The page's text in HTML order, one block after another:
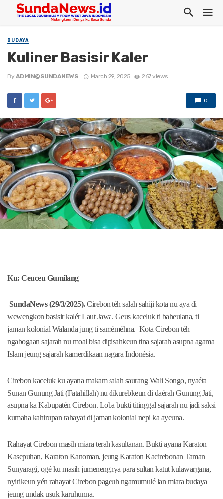
BUDAYA
Kuliner Basisir Kaler
By ADMIN@SUNDANEWS March 29, 2025 267 views
0
Ku: Ceuceu Gumilang
SundaNews (29/3/2025).Cirebon téh salah sahiji kota nu aya di
wewengkon basisir kalér Laut Jawa. Geus kaceluk ti baheulana, ti
jaman kolonial Walanda jung ti saméméhna. Kota Cirebon téh
ngabogaan sajarah nu moal bisa dipisahkeun tina sajarah asupna agama
Islam jeung sajarah kamerdikaan nagara Indonésia.
Cirebon kaceluk ku ayana makam salah saurang Wali Songo, nyaéta
Sunan Gunung Jati (Fatahillah) nu dikurebkeun di daérah Gunung Jati,
asupna ka Kabupatén Cirebon. Loba bukti titinggal sajarah nu jadi saksi
kumaha kahirupan rahayat di jaman kolonial nepi ka ayeuna.
Rahayat Cirebon masih miara terah kasultanan. Bukti ayana Karaton
Kasepuhan, Karaton Kanoman, jeung Karaton Kacirebonan Taman
Sunyaragi, ogé ku masih jumenengnya para sultan katut kulawargana,
nyirikeun yén rahayat Cirebon pageuh ngamumulé lan miara budaya
jeung undak usuk karuhunna.